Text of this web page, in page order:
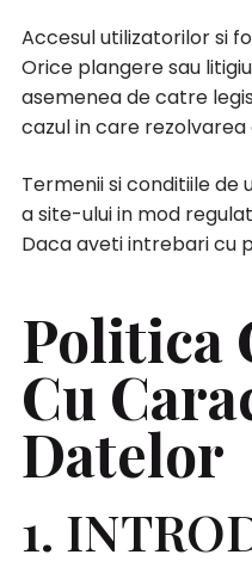
Accesul utilizatorilor si
Orice plangere sau
asemenea de catre
cazul in care
Termenii si conditiile
a site-ului in mod
Daca aveti intrebari cu
Politica
Cu
Datelor
1.